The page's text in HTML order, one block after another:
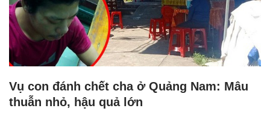
Vụ con đánh chết cha ở Quảng Nam: Mâu
thuẫn nhỏ, hậu quả lớn